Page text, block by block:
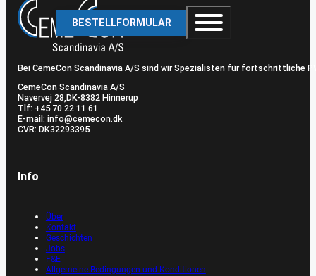
BESTELLFORMULAR
Bei CemeCon Scandinavia A/S sind wir Spezialisten für fortschrittliche
CemeCon Scandinavia A/S
Navervej 28, ​DK-8382 Hinnerup
Tlf: +45 70 22 11 61
E-mail: info@cemecon.dk
CVR: DK32293395
Info
Über
Kontakt
Geschichten
Jobs
F&E
Allgemeine Bedingungen und Konditionen